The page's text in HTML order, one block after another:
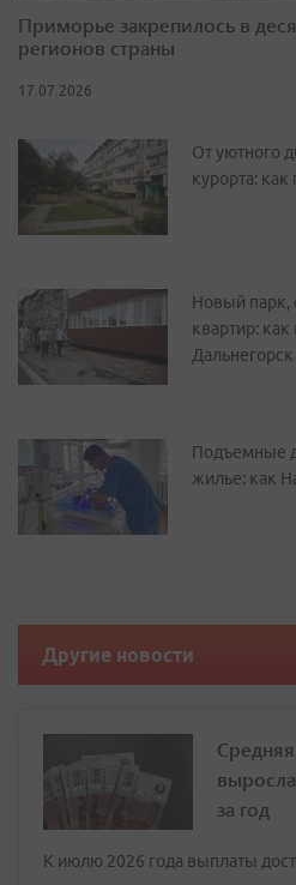
Приморье закрепилось в
регионов страны
17.07.2026
От уютного
курорта:
Новый парк,
квартир:
Дальнегорск
Подъемные
жилье: как
Другие новости
за год
К июлю 2026 года выплаты